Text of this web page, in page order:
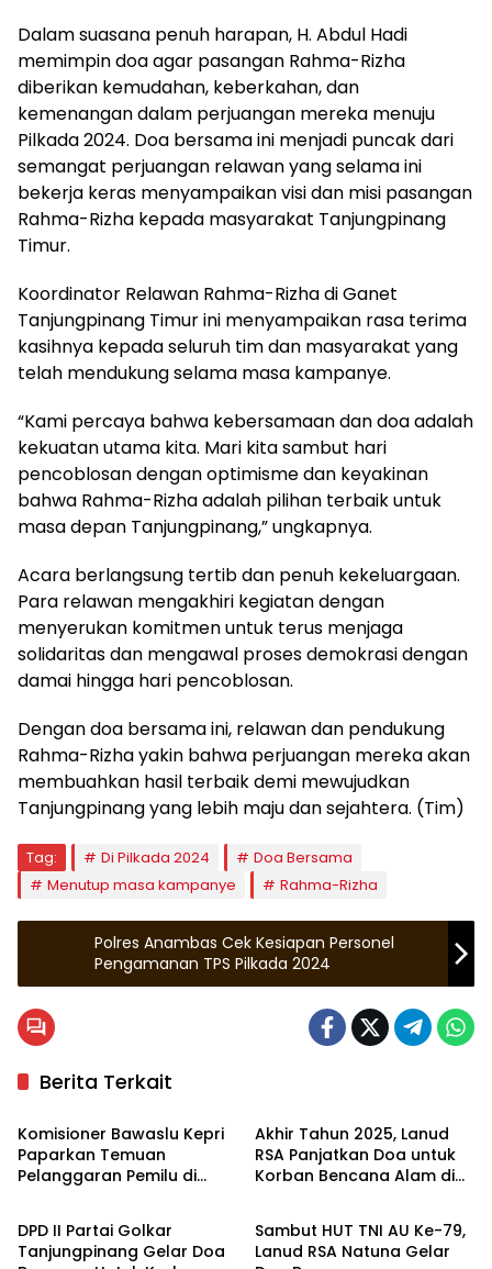
Dalam suasana penuh harapan, H. Abdul Hadi
memimpin doa agar pasangan Rahma-Rizha
diberikan kemudahan, keberkahan, dan
kemenangan dalam perjuangan mereka menuju
Pilkada 2024. Doa bersama ini menjadi puncak dari
semangat perjuangan relawan yang selama ini
bekerja keras menyampaikan visi dan misi pasangan
Rahma-Rizha kepada masyarakat Tanjungpinang
Timur.
Koordinator Relawan Rahma-Rizha di Ganet
Tanjungpinang Timur ini menyampaikan rasa terima
kasihnya kepada seluruh tim dan masyarakat yang
telah mendukung selama masa kampanye.
“Kami percaya bahwa kebersamaan dan doa adalah
kekuatan utama kita. Mari kita sambut hari
pencoblosan dengan optimisme dan keyakinan
bahwa Rahma-Rizha adalah pilihan terbaik untuk
masa depan Tanjungpinang,” ungkapnya.
Acara berlangsung tertib dan penuh kekeluargaan.
Para relawan mengakhiri kegiatan dengan
menyerukan komitmen untuk terus menjaga
solidaritas dan mengawal proses demokrasi dengan
damai hingga hari pencoblosan.
Dengan doa bersama ini, relawan dan pendukung
Rahma-Rizha yakin bahwa perjuangan mereka akan
membuahkan hasil terbaik demi mewujudkan
Tanjungpinang yang lebih maju dan sejahtera. (Tim)
Tag: Di Pilkada 2024
Doa Bersama
Menutup masa kampanye
Rahma-Rizha
Polres Anambas Cek Kesiapan Personel
Pengamanan TPS Pilkada 2024
Berita Terkait
Kepulauan Riau
Komisioner Bawaslu Kepri
Paparkan Temuan
Pelanggaran Pemilu di
Akhir Tahun 2025, Lanud
RSA Panjatkan Doa untuk
Korban Bencana Alam di
Tanjungpinang
DPD II Partai Golkar
Tanjungpinang Gelar Doa
Natuna
Sambut HUT TNI AU Ke-79,
Lanud RSA Natuna Gelar